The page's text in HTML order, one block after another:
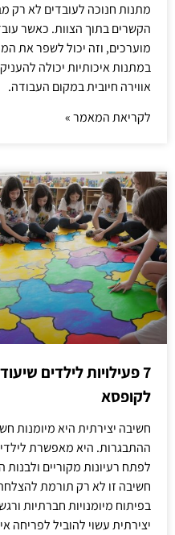
מתנות חנוכה לעובדים לא רק
הקשרים בתוך הצוות. כאשר
מוערכים, וזה יכול לשפר את
במתנות איכותיות יכולה
אווירה חיובית במקום העבודה.
לקריאת המאמר »
7 פעילויות לילדים
לקופסא
חשיבה יצירתית היא מיומנות
ההתבגרות. היא מאפשרת
לפתח רעיונות מקוריים
חשיבה זו לא רק תורמת
בפיתוח מיומנויות חברתיות
יצירתית עשוי להוביל לפריחה